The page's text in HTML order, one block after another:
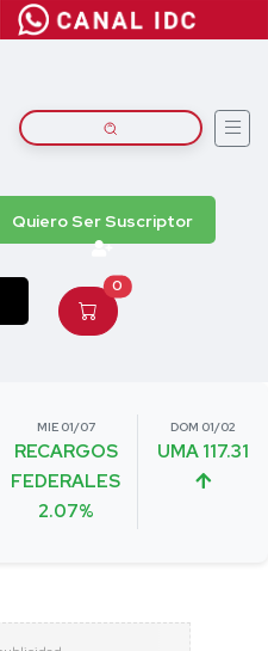
Quiero Ser Suscriptor
0
MIE 01/07
RECARGOS
FEDERALES
2.07%
DOM 01/02
UMA 117.31